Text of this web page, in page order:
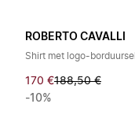
ROBERTO CAVALLI
Shirt met logo-borduursel
170 €188,50 €
-10%